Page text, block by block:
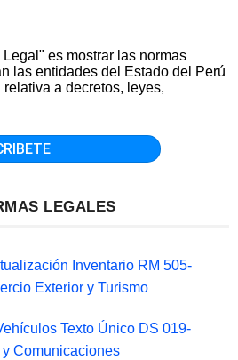
es mostrar las normas
las entidades del Estado del Perú
a decretos, leyes,
LEGALES
Inventario RM 505-
Exterior y Turismo
Texto Único DS 019-
Comunicaciones